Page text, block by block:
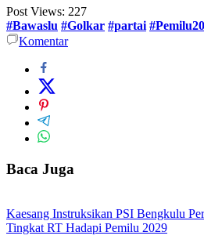
Post Views: 227
#Bawaslu #Golkar #partai
Komentar
Baca Juga
Kaesang Instruksikan PSI Bengkulu
Tingkat RT Hadapi Pemilu 2029